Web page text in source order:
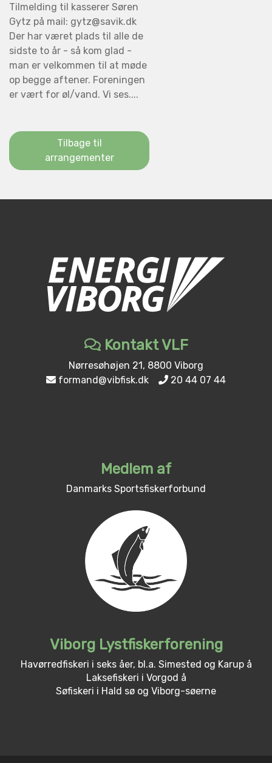
Tilmelding til kasserer Søren
Gytz på mail: gytz@savik.dk
Der har været plads til alle de
sidste to år - så kom glad -
man er velkommen til at møde
op begge aftener. Foreningen
er vært for øl/vand. Vi ses....
Tilbage til
arrangementer
Kontakt VLF
Nørresøhøjen 21, 8800 Viborg
formand@vibfisk.dk
20 44 07 44
Medlem af
Danmarks Sportsfiskerforbund
Viborg Lystfiskerforening
Havørredfiskeri i seks åer, bl.a. Simested og Karup å
Laksefiskeri i Vorgod å
Søfiskeri i Hald sø og Viborg-søerne